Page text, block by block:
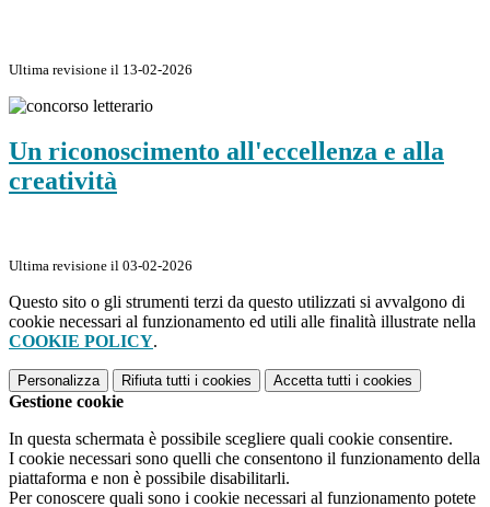
Ultima revisione il 13-02-2026
Un riconoscimento all'eccellenza e alla
creatività
Ultima revisione il 03-02-2026
Questo sito o gli strumenti terzi da questo utilizzati si avvalgono di
cookie necessari al funzionamento ed utili alle finalità illustrate nella
COOKIE POLICY.
Personalizza Rifiuta tutti i cookies Accetta tutti i cookies
Gestione cookie
In questa schermata è possibile scegliere quali cookie consentire.
I cookie necessari sono quelli che consentono il funzionamento della
piattaforma e non è possibile disabilitarli.
Per conoscere quali sono i cookie necessari al funzionamento potete